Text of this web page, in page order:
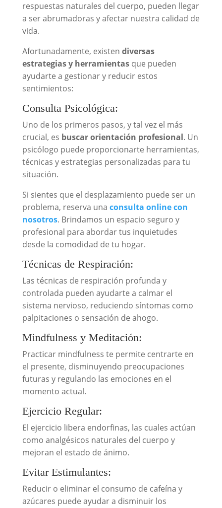
respuestas naturales del cuerpo, pueden llegar
a ser abrumadoras y afectar nuestra calidad de
vida.
Afortunadamente, existen diversas
estrategias y herramientas que pueden
ayudarte a gestionar y reducir estos
sentimientos:
Consulta Psicológica:
Uno de los primeros pasos, y tal vez el más
crucial, es buscar orientación profesional. Un
psicólogo puede proporcionarte herramientas,
técnicas y estrategias personalizadas para tu
situación.
Si sientes que el desplazamiento puede ser un
problema, reserva una consulta online con
nosotros. Brindamos un espacio seguro y
profesional para abordar tus inquietudes
desde la comodidad de tu hogar.
Técnicas de Respiración:
Las técnicas de respiración profunda y
controlada pueden ayudarte a calmar el
sistema nervioso, reduciendo síntomas como
palpitaciones o sensación de ahogo.
Mindfulness y Meditación:
Practicar mindfulness te permite centrarte en
el presente, disminuyendo preocupaciones
futuras y regulando las emociones en el
momento actual.
Ejercicio Regular:
El ejercicio libera endorfinas, las cuales actúan
como analgésicos naturales del cuerpo y
mejoran el estado de ánimo.
Evitar Estimulantes:
Reducir o eliminar el consumo de cafeína y
azúcares puede ayudar a disminuir los